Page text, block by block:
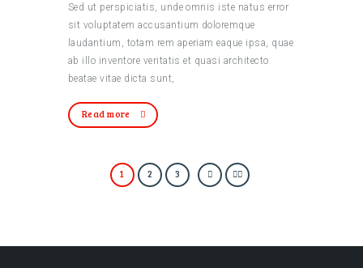
Sed ut perspiciatis, unde omnis iste natus error
sit voluptatem accusantium doloremque
laudantium, totam rem aperiam eaque ipsa, quae
ab illo inventore veritatis et quasi architecto
beatae vitae dicta sunt,
Read more
1 2 3